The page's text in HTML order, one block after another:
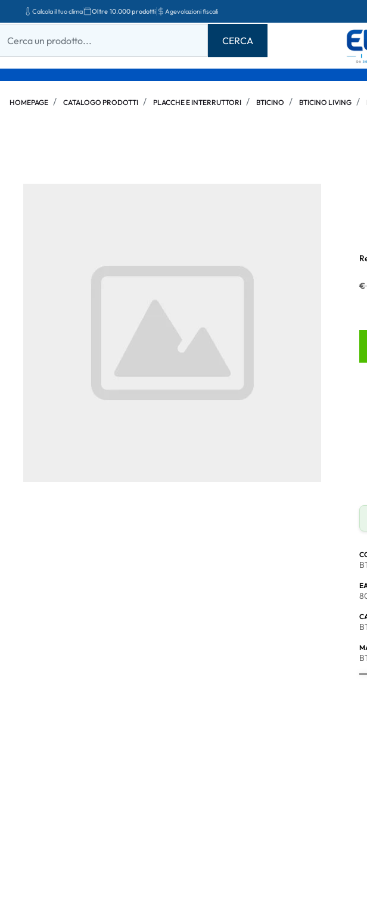
Calcola il tuo clima Oltre 10.000 prodotti Agevolazioni fiscali
HOMEPAGE CATALOGO PRODOTTI PLACCHE E INTERRUTTORI BTICINO BTICINO LIVING
€